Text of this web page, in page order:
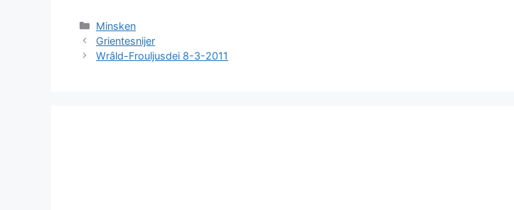
Categories
Minsken
Grientesnijer
Wrâld-Frouljusdei 8-3-2011